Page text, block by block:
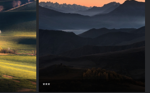
***